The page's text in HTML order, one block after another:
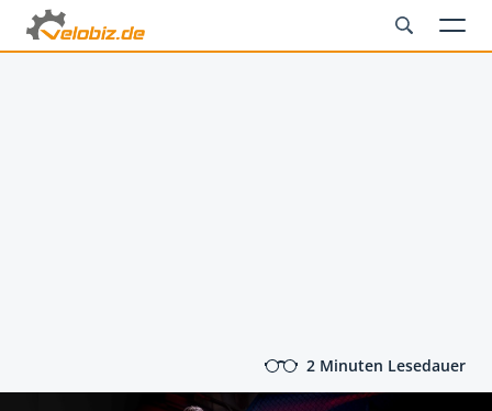
2 Minuten Lesedauer